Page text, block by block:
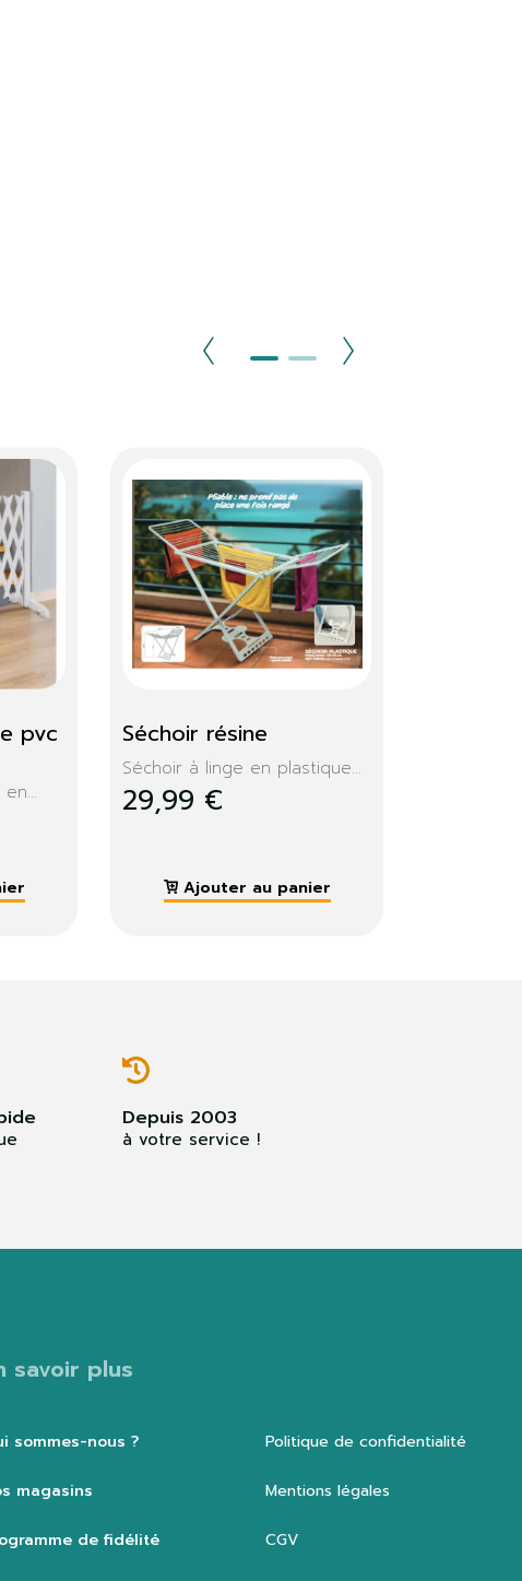
Console extensible
Memphis 235cm
Design, moderne, la console...
279,99 €
Ajouter au panier
Depuis 2003
à votre service !
savoir plus
sommes-nous ?
magasins
de fidélité
Politique de confidentialité
Mentions légales
CGV